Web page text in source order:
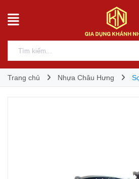
Trang chủ Nhựa Châu Hưng